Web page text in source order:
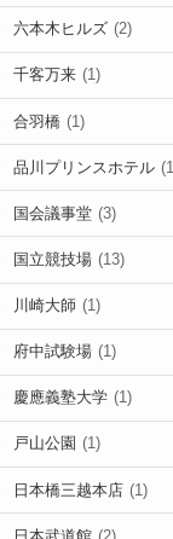
六本木ヒルズ (2)
千客万来 (1)
合羽橋 (1)
品川プリンスホテル
国会議事堂 (3)
国立競技場 (13)
川崎大師 (1)
府中試験場 (1)
慶應義塾大学 (1)
戸山公園 (1)
日本橋三越本店 (1)